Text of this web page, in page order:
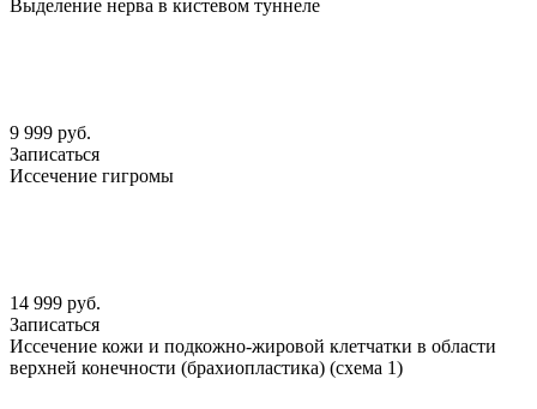
Выделение нерва в кистевом туннеле
9 999 руб.
Записаться
Иссечение гигромы
14 999 руб.
Записаться
Иссечение кожи и подкожно-жировой клетчатки в области
верхней конечности (брахиопластика) (схема 1)